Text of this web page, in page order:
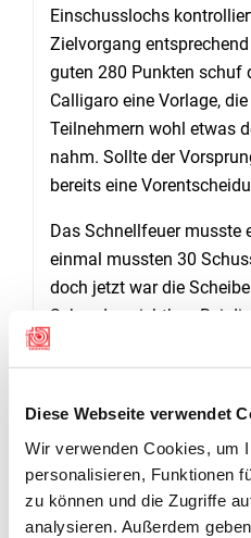
Diese Webseite verwendet
Wir verwenden Cookies, um
personalisieren, Funktionen
zu können und die Zugriffe
analysieren. Außerdem
Einschusslochs
Zielvorgang
guten 280 Punkten schuf
Calligaro eine Vorlage,
Teilnehmern wohl etwas
nahm. Sollte der
bereits eine
Das Schnellfeuer musste
einmal mussten 30
doch jetzt war die
Sekunden sichtbar. Bei
daran, dass jetzt der 10er
Vorsprung zu verteidigen
Kantonalmeister feiern
Podestplätze sicherten